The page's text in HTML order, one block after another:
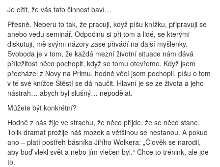
Je cítit, že vás tato činnost baví…
Přesně. Neberu to tak, že pracuji, když píšu knížku, připravuji se
anebo vedu seminář. Odpočinu si při tom a lidé, se kterými
diskutuji, mě svými názory zase přivádí na další myšlenky.
Svoboda je v tom, že každá mezní životní situace nám dává
příležitost něco pochopit, když se tomu otevřeme. Když jsem
přecházel z Novy na Primu, hodně věcí jsem pochopil, píšu o tom
v té své knížce Štěstí se dá naučit. Hlavní je se ze života a jeho
nástrah… abych byl slušný… nepodělat.
Můžete být konkrétní?
Hodně z nás žije ve strachu, že něco přijde, že se něco stane.
Tolik dramat prožije náš mozek a většinou se nestanou. A pokud
ano – platí postřeh básníka Jiřího Wolkera: „Člověk se narodil,
aby buď vlekl svět a nebo jím vlečen byl.“ Chce to trénink, ale jde
to.